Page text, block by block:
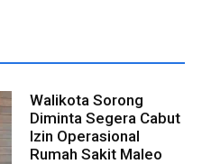
Walikota Sorong
Diminta Segera Cabut
Izin Operasional
Rumah Sakit Maleo